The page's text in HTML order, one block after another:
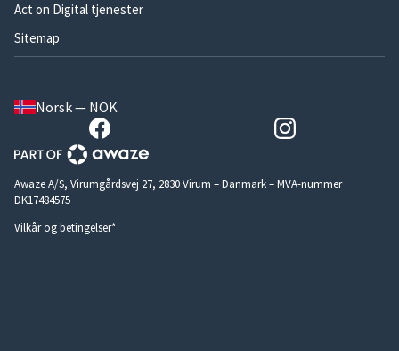
Act on Digital tjenester
Sitemap
Norsk — NOK
Awaze A/S, Virumgårdsvej 27, 2830 Virum – Danmark – MVA-nummer
DK17484575
Vilkår og betingelser*